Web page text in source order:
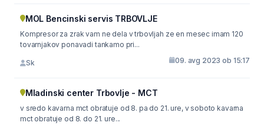
MOL Bencinski servis TRBOVLJE
Kompresor za zrak vam ne dela v trbovljah ze en mesec imam 120
tovarnjakov ponavadi tankamo pri...
Sk 09. avg 2023 ob 15:17
Mladinski center Trbovlje - MCT
v sredo kavarna mct obratuje od 8. pa do 21. ure, v soboto kavarna
mct obratuje od 8. do 21. ure...